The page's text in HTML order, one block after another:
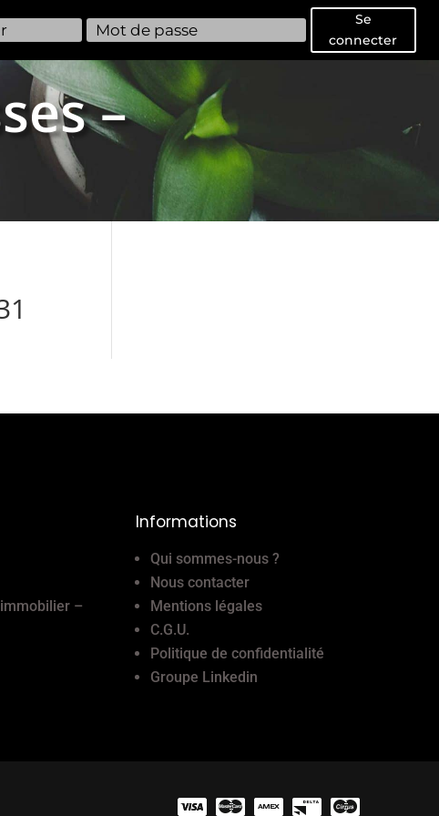
Se
connecter
–
–
Informations
Qui sommes-nous ?
Nous contacter
Mentions légales
C.G.U.
Politique de confidentialité
Groupe Linkedin